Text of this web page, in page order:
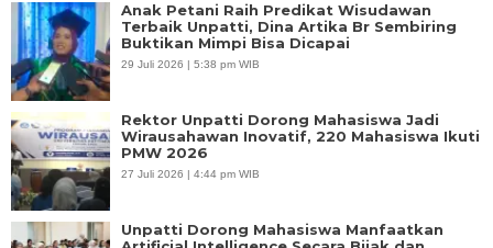
Anak Petani Raih Predikat Wisudawan
Terbaik Unpatti, Dina Artika Br Sembiring
Buktikan Mimpi Bisa Dicapai
29 Juli 2026 | 5:38 pm WIB
Rektor Unpatti Dorong Mahasiswa Jadi
Wirausahawan Inovatif, 220 Mahasiswa Ikuti
PMW 2026
27 Juli 2026 | 4:44 pm WIB
Unpatti Dorong Mahasiswa Manfaatkan